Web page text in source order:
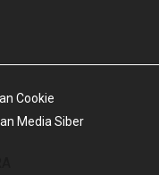
Cookie
Media Siber